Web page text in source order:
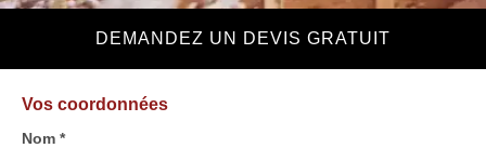
DEMANDEZ UN DEVIS GRATUIT
Vos coordonnées
Nom *